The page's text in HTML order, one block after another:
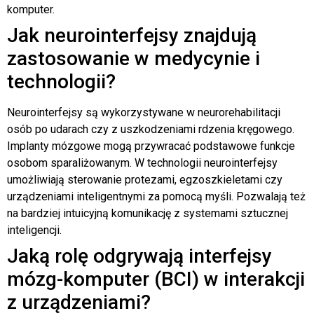
komputer.
Jak neurointerfejsy znajdują
zastosowanie w medycynie i
technologii?
Neurointerfejsy są wykorzystywane w neurorehabilitacji
osób po udarach czy z uszkodzeniami rdzenia kręgowego.
Implanty mózgowe mogą przywracać podstawowe funkcje
osobom sparaliżowanym. W technologii neurointerfejsy
umożliwiają sterowanie protezami, egzoszkieletami czy
urządzeniami inteligentnymi za pomocą myśli. Pozwalają też
na bardziej intuicyjną komunikację z systemami sztucznej
inteligencji.
Jaką rolę odgrywają interfejsy
mózg-komputer (BCI) w interakcji
z urządzeniami?